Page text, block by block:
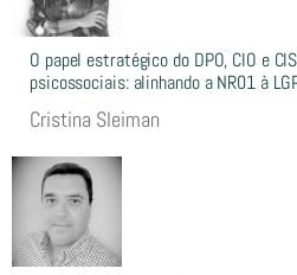
O papel estratégico do DPO, CIO e
psicossociais: alinhando a NR01 à
Cristina Sleiman